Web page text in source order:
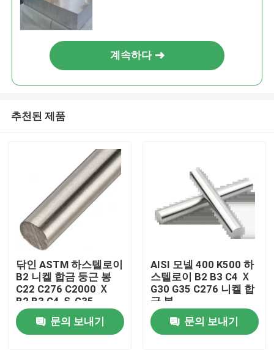
계속하다
추천된 제품
닦인 ASTM 하스텔로이
B2 니켈 합금 둥근 봉
C22 C276 C2000 Ｘ
B2 B3 C4 Ｓ G35
문의 보내기
AISI 모넬 400 K500 하
스텔로이 B2 B3 C4 Ｘ
G30 G35 C276 니켈 합
금 봉
문의 보내기